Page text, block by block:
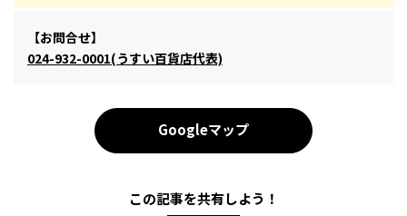
【お問合せ】
024-932-0001(うすい百貨店代表)
Googleマップ
この記事を共有しよう！